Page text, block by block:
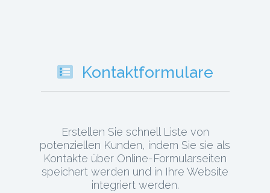
Kontaktformulare
Erstellen Sie schnell Liste von
potenziellen Kunden, indem Sie sie als
Kontakte über Online-Formularseiten
speichert werden und in Ihre Website
integriert werden.